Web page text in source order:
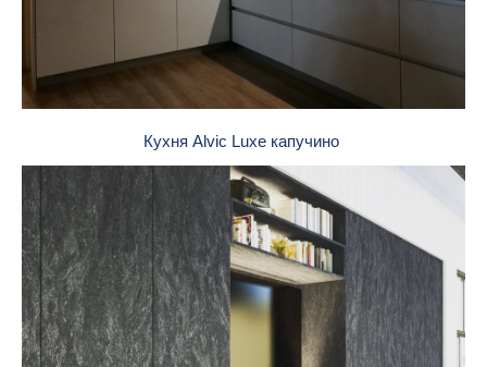
Кухня Alvic Luxe капучино